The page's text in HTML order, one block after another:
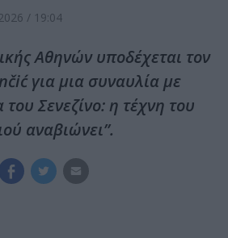
/ 19:04
Αθηνών υποδέχεται τον
για μια συναυλία με
του Σενεζίνο: η τέχνη του
αναβιώνει”.